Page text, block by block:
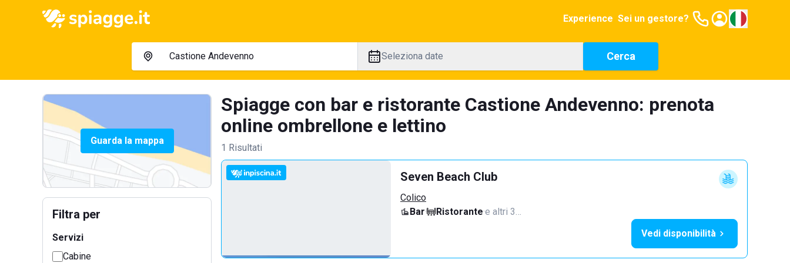
Experience Sei un gestore?
Seleziona date Cerca
Guarda la mappa
Filtra per
Servizi
Cabine
Spiagge con bar e ristorante Castione Andevenno: prenota
online ombrellone e lettino
1 Risultati
Seven Beach Club
Colico
Bar· Ristorante·e altri 3…
Vedi disponibilità